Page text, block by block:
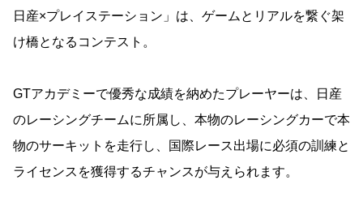
日産×プレイステーション」は、ゲームとリアルを繋ぐ架
け橋となるコンテスト。
GTアカデミーで優秀な成績を納めたプレーヤーは、日産
のレーシングチームに所属し、本物のレーシングカーで本
物のサーキットを走行し、国際レース出場に必須の訓練と
ライセンスを獲得するチャンスが与えられます。